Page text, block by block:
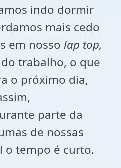
indo dormir
mais cedo
em nosso lap top,
trabalho, o que
o próximo dia,
parte da
de nossas
o tempo é curto.